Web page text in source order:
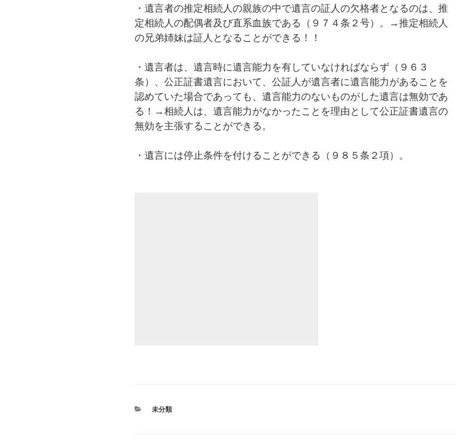
・遺言者の推定相続人の親族の中で遺言の証人の欠格者となるのは、推
定相続人の配偶者及び直系血族である（９７４条２号）。→推定相続人
の兄弟姉妹は証人となることができる！！
・遺言者は、遺言時に遺言能力を有していなければならず（９６３
条）、公正証書遺言において、公証人が遺言者に遺言能力があることを
認めていた場合であっても、遺言能力のないものがした遺言は無効であ
る！→相続人は、遺言能力がなかったことを理由として公正証書遺言の
無効を主張することができる。
・遺言には停止条件を付けることができる（９８５条２項）。
カ
未分類